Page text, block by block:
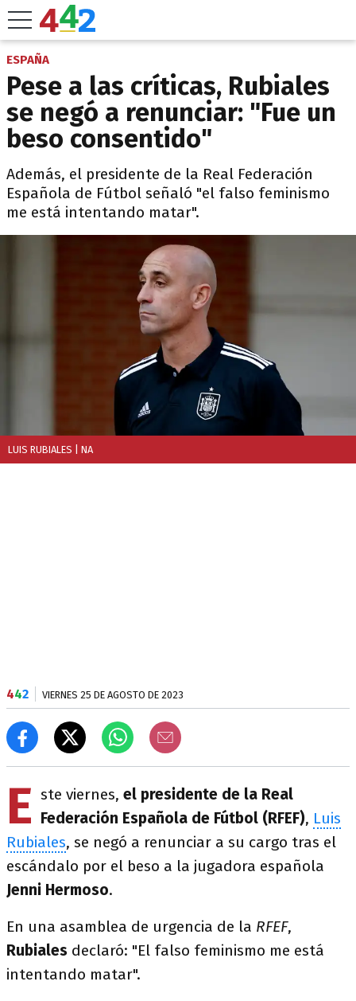
ESPAÑA
Pese a las críticas, Rubiales
se negó a renunciar: "Fue un
beso consentido"
Además, el presidente de la Real Federación
Española de Fútbol señaló "el falso feminismo
me está intentando matar".
LUIS RUBIALES | NA
442 VIERNES 25 DE AGOSTO DE 2023
E ste viernes, el presidente de la Real
Federación Española de Fútbol (RFEF), Luis
Rubiales, se negó a renunciar a su cargo tras el
escándalo por el beso a la jugadora española
Jenni Hermoso.
En una asamblea de urgencia de la RFEF,
Rubiales declaró: "El falso feminismo me está
intentando matar".